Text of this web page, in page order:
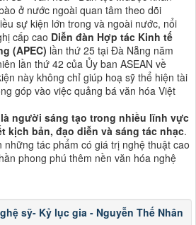
ở nước ngoài quan tâm theo dõi
sự kiện lớn trong và ngoài nước, nổi
cấp cao Diễn đàn Hợp tác Kinh tế
(APEC) lần thứ 25 tại Đà Nẵng năm
lần thứ 42 của Ủy ban ASEAN về
này không chỉ giúp hoạ sỹ thể hiện tài
góp vào việc quảng bá văn hóa Việt
người sáng tạo trong nhiều lĩnh vực
kịch bản, đạo diễn và sáng tác nhạc.
tác phẩm có giá trị nghệ thuật cao
phong phú thêm nền văn hóa nghệ
sỹ- Kỷ lục gia - Nguyễn Thế Nhân